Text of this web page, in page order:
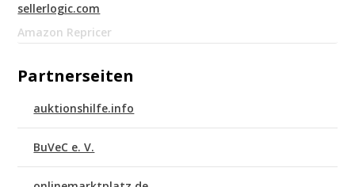
sellerlogic.com
Amazon Repricer
Partnerseiten
auktionshilfe.info
BuVeC e. V.